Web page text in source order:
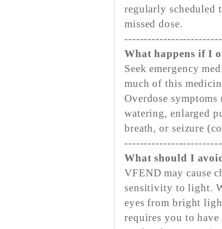
regularly scheduled
missed dose.
What happens if I
Seek emergency
much of this
Overdose
watering, enlarged
breath, or seizure
What should I
VFEND may cause
sensitivity to light.
eyes from bright
requires you to